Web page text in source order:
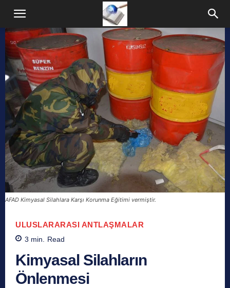
AFAD Kimyasal Silahlara Karşı Korunma Eğitimi vermiştir.
ULUSLARARASI ANTLAŞMALAR
3 min. Read
Kimyasal Silahların
Önlenmesi